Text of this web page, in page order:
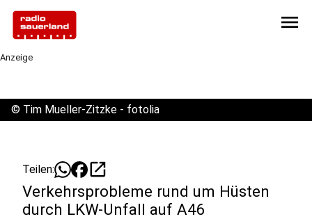
menu
Anzeige
© Tim Mueller-Zitzke - fotolia
Teilen: open_in_new
Verkehrsprobleme rund um Hüsten
durch LKW-Unfall auf A46